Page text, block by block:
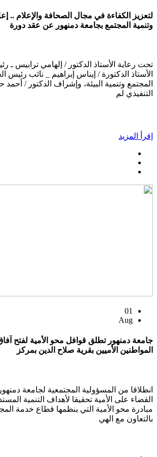
لتعزيز الكفاءة في مجال الصحافة والإعلام ..
وتنمية المجتمع بجامعة دمنهور عن عقد دورة
الأستاذ الدكتورة / إيناس إبراهيم _ نائب
المجتمع وتنمية البيئة، وإشراف الدكتور / أحمد
التنفيذي لم
إقرأ المزيد
01
Aug
جامعة دمنهور تطلق قوافل محو الأمية لفتح
المواطنين الأميين بقرية صلاح الدين بمركز
انطلاقا من المسؤولية المجتمعية لجامعة
القضاء على الأمية تحقيقا لأهداف التنمية
مبادرة محو الأمية التي ينظمها قطاع خدمة
بالتعاون مع الهي